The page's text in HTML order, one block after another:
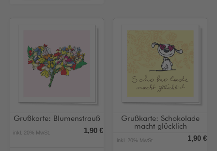
Grußkarte: Blumenstrauß
inkl. 20% MwSt. 1,90 €
Grußkarte: Schokolade
macht glücklich
inkl. 20% MwSt. 1,90 €